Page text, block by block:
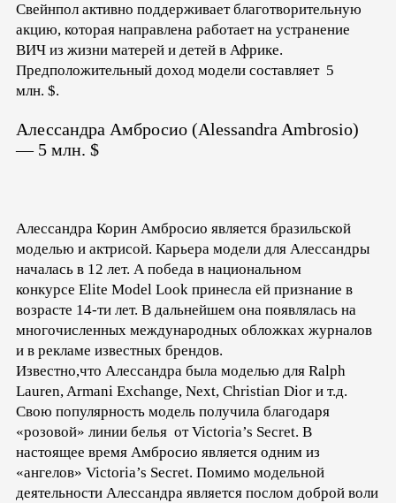
Свейнпол активно поддерживает благотворительную
акцию, которая направлена работает на устранение
ВИЧ из жизни матерей и детей в Африке.
Предположительный доход модели составляет 5
млн. $.
Алессандра Амбросио (Alessandra Ambrosio)
— 5 млн. $
Алессандра Корин Амбросио является бразильской
моделью и актрисой. Карьера модели для Алессандры
началась в 12 лет. А победа в национальном
конкурсе Elite Model Look принесла ей признание в
возрасте 14-ти лет. В дальнейшем она появлялась на
многочисленных международных обложках журналов
и в рекламе известных брендов.
Известно,что Алессандра была моделью для Ralph
Lauren, Armani Exchange, Next, Christian Dior и т.д.
Свою популярность модель получила благодаря
«розовой» линии белья от Victoria’s Secret. В
настоящее время Амбросио является одним из
«ангелов» Victoria’s Secret. Помимо модельной
деятельности Алессандра является послом доброй воли